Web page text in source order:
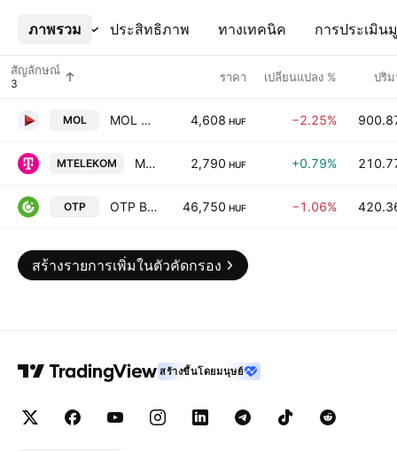
ภาพรวม ประสิทธิภาพ ทางเทคนิค การประเมิน
เพิ่มเติม
สัญลักษณ์ ราคา เปลี่ยนแปลง % ปริ
MOL MOL Hungarian Oil & Gas Plc Class A 4,608 HUF −2.25%
MTELEKOM Magyar Telekom Telecommunications PLC 2,790 HUF +0.79%
OTP OTP Bank Nyrt 46,750 HUF −1.06%
สร้างรายการเพิ่มในตัวคัดกรอง
สร้างขึ้นโดยมนุษย์